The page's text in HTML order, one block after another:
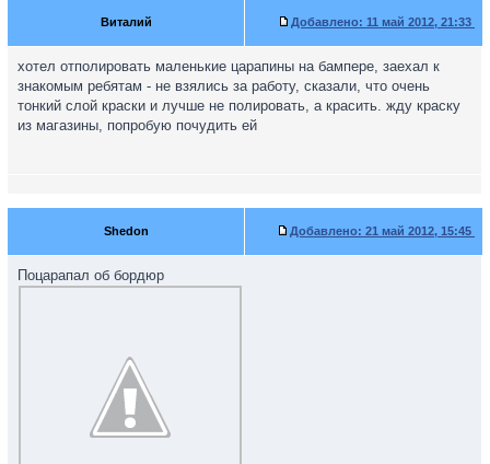
Bитaлий Добавлено: 11 май 2012, 21:33
хотел отполировать маленькие царапины на бампере, заехал к
знакомым ребятам - не взялись за работу, сказали, что очень
тонкий слой краски и лучше не полировать, а красить. жду краску
из магазины, попробую почудить ей
Shedon Добавлено: 21 май 2012, 15:45
Поцарапал об бордюр